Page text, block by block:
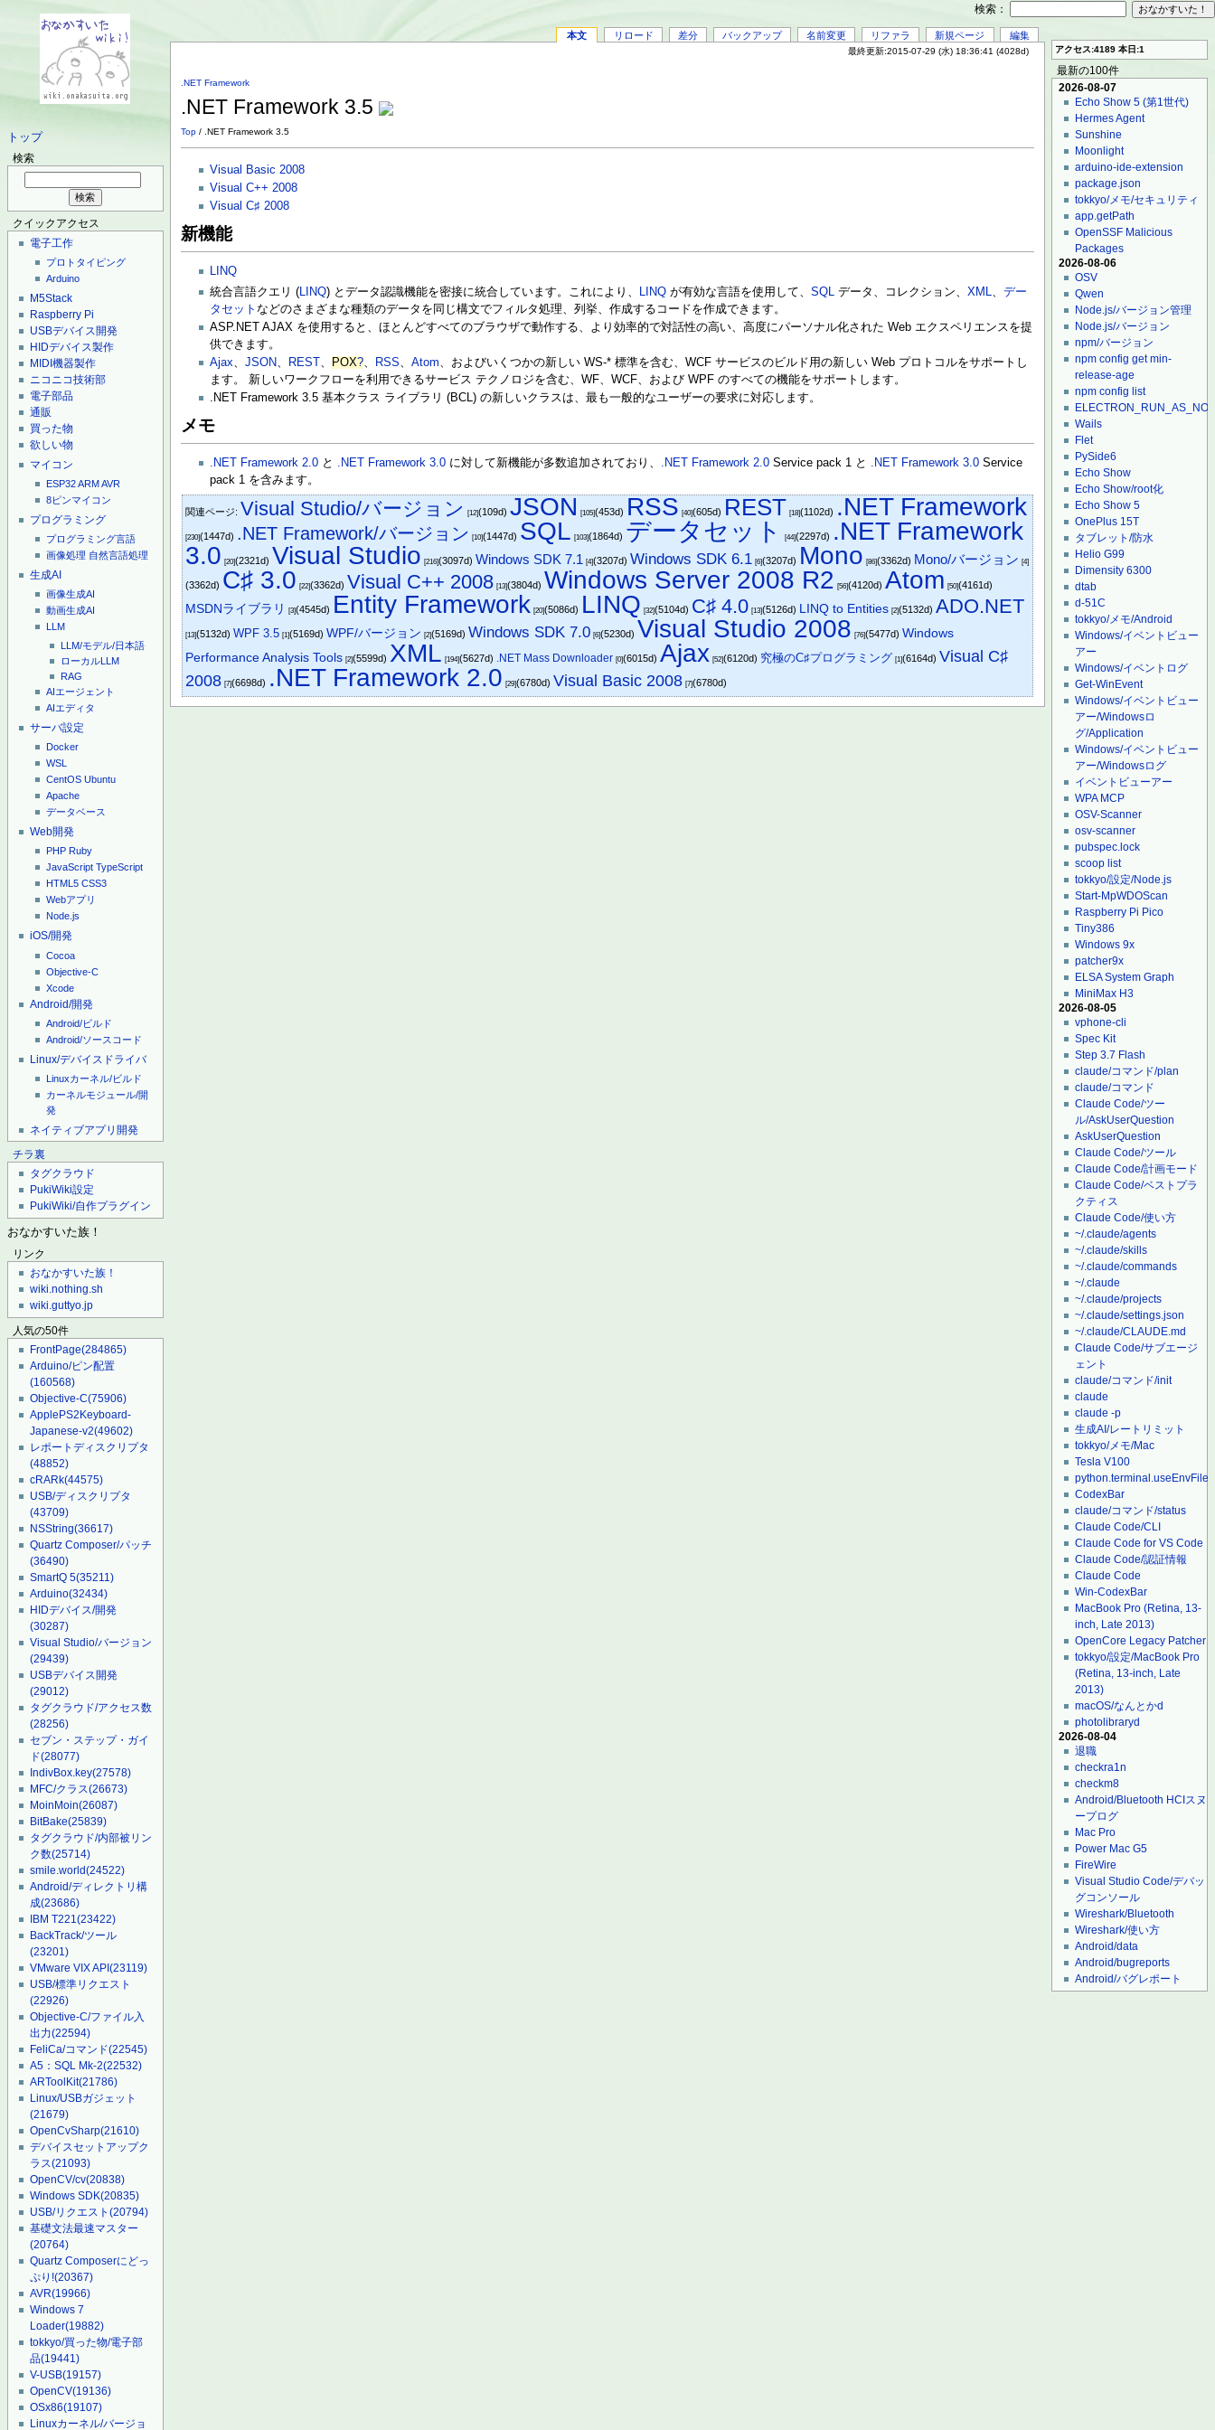
トップ
検索
クイックアクセス
電子工作
プロトタイピング
Arduino
M5Stack
Raspberry Pi
USBデバイス開発
HIDデバイス製作
MIDI機器製作
ニコニコ技術部
電子部品
通販
買った物
欲しい物
マイコン
ESP32ARMAVR
8ピンマイコン
プログラミング
プログラミング言語
画像処理 自然言語処理
生成AI
画像生成AI
動画生成AI
LLM
LLM/モデル/日本語
ローカルLLM
RAG
AIエージェント
AIエディタ
サーバ設定
Docker
WSL
CentOS Ubuntu
Apache
データベース
Web開発
PHP Ruby
JavaScript TypeScript
HTML5 CSS3
Webアプリ
Node.js
iOS/開発
Cocoa
Objective-C
Xcode
Android/開発
Android/ビルド
Android/ソースコード
Linux/デバイスドライバ
Linuxカーネル/ビルド
カーネルモジュール/開
発
ネイティブアプリ開発
チラ裏
タグクラウド
PukiWiki設定
PukiWiki/自作プラグイン
おなかすいた族！
リンク
おなかすいた族！
wiki.nothing.sh
wiki.guttyo.jp
人気の50件
FrontPage(284865)
Arduino/ピン配置
(160568)
Objective-C(75906)
ApplePS2Keyboard-
Japanese-v2(49602)
レポートディスクリプタ
(48852)
cRARk(44575)
USB/ディスクリプタ
(43709)
NSString(36617)
Quartz Composer/パッチ
(36490)
SmartQ 5(35211)
Arduino(32434)
HIDデバイス/開発
(30287)
Visual Studio/バージョン
(29439)
USBデバイス開発
(29012)
タグクラウド/アクセス数
(28256)
セブン・ステップ・ガイ
ド(28077)
IndivBox.key(27578)
MFC/クラス(26673)
MoinMoin(26087)
BitBake(25839)
タグクラウド/内部被リン
ク数(25714)
smile.world(24522)
Android/ディレクトリ構
成(23686)
IBM T221(23422)
BackTrack/ツール
(23201)
VMware VIX API(23119)
USB/標準リクエスト
(22926)
Objective-C/ファイル入
出力(22594)
FeliCa/コマンド(22545)
A5：SQL Mk-2(22532)
ARToolKit(21786)
Linux/USBガジェット
(21679)
OpenCvSharp(21610)
デバイスセットアップク
ラス(21093)
OpenCV/cv(20838)
Windows SDK(20835)
USB/リクエスト(20794)
基礎文法最速マスター
(20764)
Quartz Composerにどっ
ぷり!(20367)
AVR(19966)
Windows 7
Loader(19882)
tokkyo/買った物/電子部
品(19441)
V-USB(19157)
OpenCV(19136)
OSx86(19107)
Linuxカーネル/バージョ
本文 リロード 差分 バックアップ 名前変更 リファラ 新規ページ 編集
最終更新:2015-07-29 (水) 18:36:41 (4028d)
.NET Framework
.NET Framework 3.5
Top / .NET Framework 3.5
Visual Basic 2008
Visual C++ 2008
Visual C♯ 2008
新機能
LINQ
統合言語クエリ ( LINQ) とデータ認識機能を密接に統合しています。これにより、 LINQ が有効な言語を使用して、SQL データ、コレクション、XML 、デー
タセットなどのさまざまな種類のデータを同じ構文でフィルタ処理、列挙、作成するコードを作成できます。
ASP.NET AJAX を使用すると、ほとんどすべてのブラウザで動作する、より効率的で対話性の高い、高度にパーソナル化された Web エクスペリエンスを提
供できます。
Ajax、JSON、 REST 、 POX?、 RSS、Atom、およびいくつかの新しい WS-* 標準を含む、WCF サービスのビルド用の新しい Web プロトコルをサポートし
ます。 新しいワークフローを利用できるサービス テクノロジを含む、WF、WCF、および WPF のすべての機能をサポートします。
.NET Framework 3.5 基本クラス ライブラリ (BCL) の新しいクラスは、最も一般的なユーザーの要求に対応します。
メモ
.NET Framework 2.0 と .NET Framework 3.0 に対して新機能が多数追加されており、 .NET Framework 2.0 Service pack 1 と .NET Framework 3.0 Service
pack 1 を含みます。
関連ページ: Visual Studio/バージョン [12](109d)JSON [105](453d) RSS [40](605d) REST [18](1102d) .NET Framework
[230](1447d) .NET Framework/バージョン [10](1447d) SQL [103](1864d) データセット [44](2297d) .NET Framework
3.0 [20](2321d) Visual Studio [216](3097d)Windows SDK 7.1 [4](3207d) Windows SDK 6.1 [6](3207d) Mono [86](3362d) Mono/バージョン [4]
(3362d) C♯ 3.0 [22](3362d) Visual C++ 2008 [13](3804d) Windows Server 2008 R2 [56](4120d)Atom [50](4161d)
MSDNライブラリ [3](4545d) Entity Framework [20](5086d) LINQ [32](5104d) C♯ 4.0 [13](5126d) LINQ to Entities [2](5132d)ADO.NET
[13](5132d)WPF 3.5 [1](5169d)WPF/バージョン [2](5169d) Windows SDK 7.0 [6](5230d) Visual Studio 2008 [76](5477d)Windows
Performance Analysis Tools [2](5599d) XML [194](5627d) .NET Mass Downloader [0](6015d)Ajax [52](6120d) 究極のC♯プログラミング [1](6164d) Visual C♯
2008 [7](6698d) .NET Framework 2.0 [29](6780d) Visual Basic 2008 [7](6780d)
アクセス:4189 本日:1
最新の100件
2026-08-07
Echo Show 5 (第1世代)
Hermes Agent
Sunshine
Moonlight
arduino-ide-extension
package.json
tokkyo/メモ/セキュリティ
app.getPath
OpenSSF Malicious
Packages
2026-08-06
OSV
Qwen
Node.js/バージョン管理
Node.js/バージョン
npm/バージョン
npm config get min-
release-age
npm config list
Wails
Flet
PySide6
Echo Show
Echo Show/root化
Echo Show 5
OnePlus 15T
タブレット/防水
Helio G99
Dimensity 6300
dtab
d-51C
tokkyo/メモ/Android
Windows/イベントビュー
アー
Windows/イベントログ
Get-WinEvent
Windows/イベントビュー
アー/Windowsロ
グ/Application
Windows/イベントビュー
アー/Windowsログ
イベントビューアー
WPA MCP
OSV-Scanner
osv-scanner
pubspec.lock
scoop list
tokkyo/設定/Node.js
Start-MpWDOScan
Raspberry Pi Pico
Tiny386
Windows 9x
patcher9x
ELSA System Graph
MiniMax H3
2026-08-05
vphone-cli
Spec Kit
Step 3.7 Flash
claude/コマンド/plan
claude/コマンド
Claude Code/ツー
ル/AskUserQuestion
AskUserQuestion
Claude Code/ツール
Claude Code/計画モード
Claude Code/ベストプラ
クティス
Claude Code/使い方
~/.claude/agents
~/.claude/skills
~/.claude/commands
~/.claude
~/.claude/projects
~/.claude/settings.json
~/.claude/CLAUDE.md
Claude Code/サブエージ
ェント
claude/コマンド/init
claude
claude -p
生成AI/レートリミット
tokkyo/メモ/Mac
Tesla V100
python.terminal.useEnvFile
CodexBar
claude/コマンド/status
Claude Code/CLI
Claude Code for VS Code
Claude Code/認証情報
Claude Code
Win-CodexBar
MacBook Pro (Retina, 13-
inch, Late 2013)
OpenCore Legacy Patcher
tokkyo/設定/MacBook Pro
(Retina, 13-inch, Late
2013)
macOS/なんとかd
photolibraryd
2026-08-04
退職
checkra1n
checkm8
Android/Bluetooth HCIスヌ
ープログ
Mac Pro
Power Mac G5
FireWire
Visual Studio Code/デバッ
グコンソール
Wireshark/Bluetooth
Wireshark/使い方
Android/data
Android/bugreports
Android/バグレポート
検索：